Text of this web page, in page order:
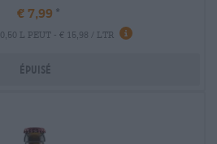
€ 7,99
0,50 L PEUT - € 15,98 / LTR
Épuisé